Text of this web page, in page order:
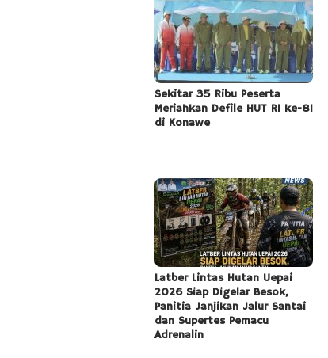
Sekitar 35 Ribu Peserta
Meriahkan Defile HUT RI ke-81
di Konawe
Latber Lintas Hutan Uepai
2026 Siap Digelar Besok,
Panitia Janjikan Jalur Santai
dan Supertes Pemacu
Adrenalin